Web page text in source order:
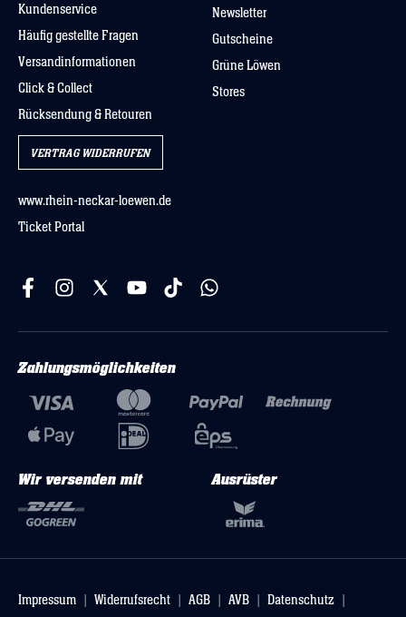
Kundenservice
Häufig gestellte Fragen
Versandinformationen
Click & Collect
Rücksendung & Retouren
Newsletter
Gutscheine
Grüne Löwen
Stores
VERTRAG WIDERRUFEN
www.rhein-neckar-loewen.de
Ticket Portal
Zahlungsmöglichkeiten
Wir versenden mit Ausrüster
Impressum Widerrufsrecht AGB AVB Datenschutz